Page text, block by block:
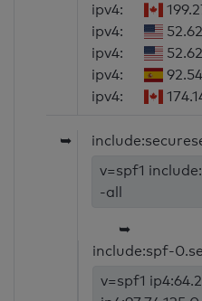
ipv4:
ipv4:
ipv4:
ipv4:
ipv4:
➥
v=spf1
-all
➥
include:spf-
v=spf1